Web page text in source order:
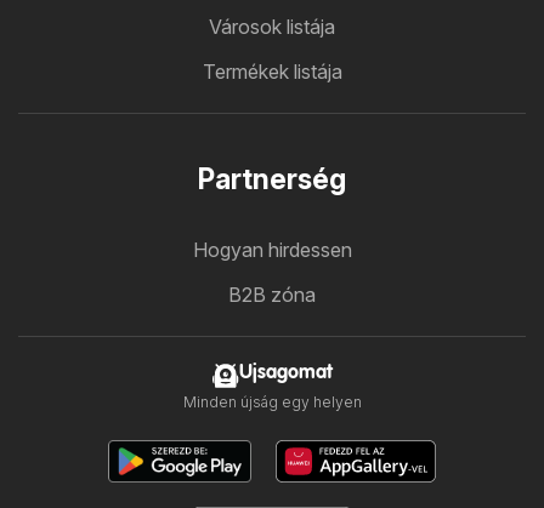
Városok listája
Termékek listája
Partnerség
Hogyan hirdessen
B2B zóna
Ujsagomat
Minden újság egy helyen